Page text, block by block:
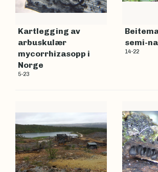
Kartlegging av
arbuskulær
mycorrhizasopp i
Norge
5-23
semi-
14-22